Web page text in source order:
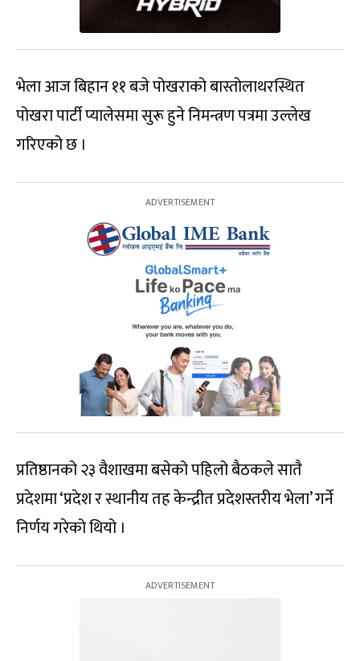
भेला आज बिहान ११ बजे पोखराको बास्तोलाथरस्थित
पोखरा पार्टी प्यालेसमा सुरू हुने निमन्त्रण पत्रमा उल्लेख
गरिएको छ ।
प्रतिष्ठानको २३ वैशाखमा बसेको पहिलो बैठकले सातै
प्रदेशमा ‘प्रदेश र स्थानीय तह केन्द्रीत प्रदेशस्तरीय भेला’ गर्ने
निर्णय गरेको थियो ।